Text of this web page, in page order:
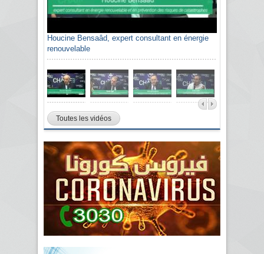
Houcine Bensaâd, expert consultant en énergie
renouvelable
Toutes les vidéos